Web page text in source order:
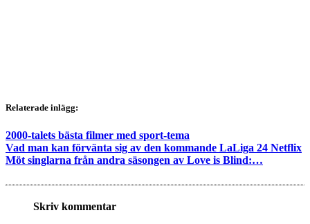
Relaterade inlägg:
2000-talets bästa filmer med sport-tema
Vad man kan förvänta sig av den kommande LaLiga 24 Netflix
Möt singlarna från andra säsongen av Love is Blind:…
Skriv kommentar